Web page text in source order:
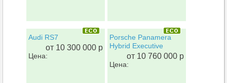
Audi RS7
от 10 300 000 р
Цена:
Porsche Panamera
Hybrid Executive
от 10 760 000 р
Цена: